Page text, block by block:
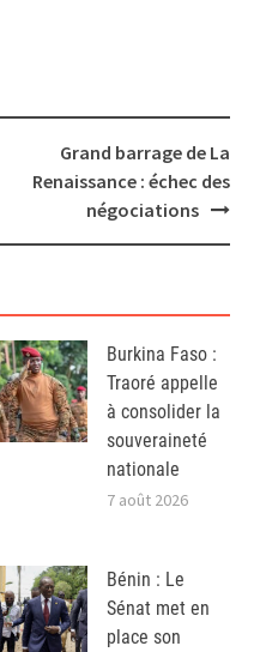
Grand barrage de La
Renaissance : échec des
négociations
Burkina Faso :
Traoré appelle
à consolider la
souveraineté
nationale
7 août 2026
Bénin : Le
Sénat met en
place son